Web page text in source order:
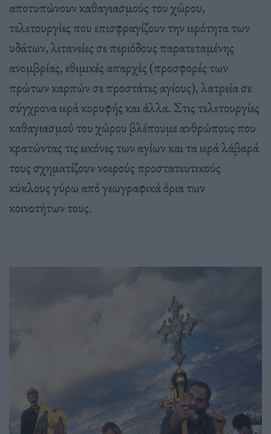
αποτυπώνουν καθαγιασμούς του χώρου,
τελετουργίες που επισφραγίζουν την ιερότητα των
υδάτων, λιτανείες σε περιόδους παρατεταμένης
ανομβρίας, εθιμικές απαρχές (προσφορές των
πρώτων καρπών σε προστάτες αγίους), λατρεία σε
σύγχρονα ιερά κορυφής και άλλα. Στις τελετουργίες
καθαγιασμού του χώρου βλέπουμε ανθρώπους που
κρατώντας τις εικόνες των αγίων και τα ιερά λάβαρά
τους σχηματίζουν νοερούς προστατευτικούς
κύκλους γύρω από γεωγραφικά όρια των
κοινοτήτων τους.